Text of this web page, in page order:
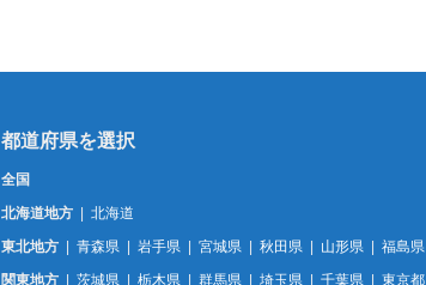
全国
北海道地方
北海道
東北地方
青森県 岩手県 宮城県 秋田県 山形県
福島県
関東地方
茨城県 栃木県 群馬県 埼玉県 千葉県 東京都